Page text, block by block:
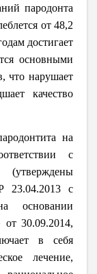
пародонта
от 48,2
достигает
основными
что нарушает
качество
на
с
23.04.2013 с
основании
30.09.2014,
в себя
лечение,